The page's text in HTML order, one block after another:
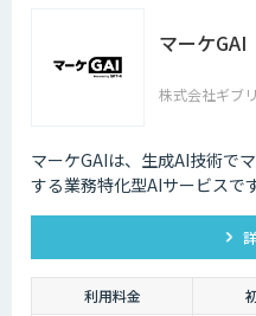
マーケGAI
株式会社ギブ
マーケGAIは、生成AI技術で
する業務特化型AIサービスです
利用料金